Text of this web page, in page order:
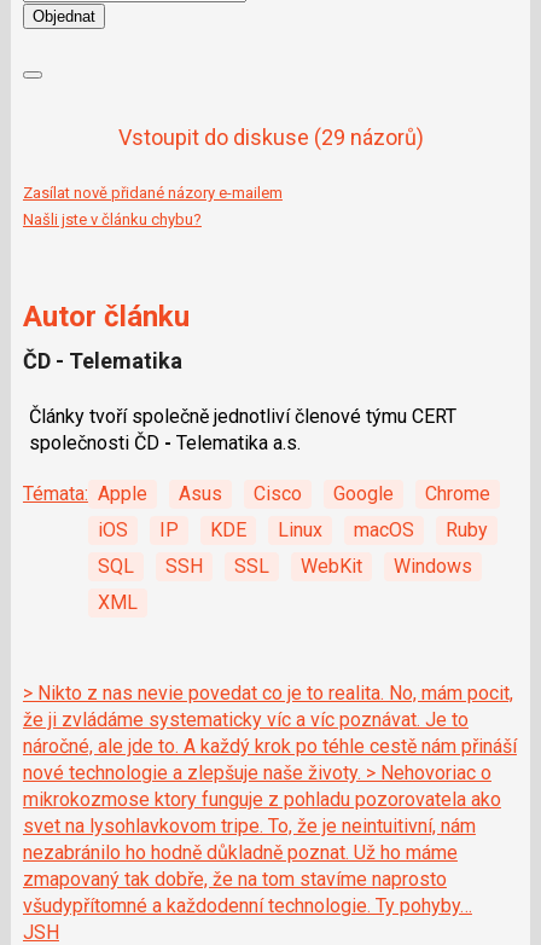
mail
Objednat
Vstoupit do diskuse (29 názorů)
Zasílat nově přidané názory e-mailem
Našli jste v článku chybu?
Autor článku
ČD - Telematika
Články tvoří společně jednotliví členové týmu CERT
společnosti ČD - Telematika a.s.
Témata: Apple Asus Cisco Google
Chrome
iOS
IP KDE Linux macOS
Ruby
SQL
SSH SSL WebKit
Windows
XML
> Nikto z nas nevie povedat co je to realita. No, mám pocit,
že ji zvládáme systematicky víc a víc poznávat. Je to
náročné, ale jde to. A každý krok po téhle cestě nám přináší
nové technologie a zlepšuje naše životy. > Nehovoriac o
mikrokozmose ktory funguje z pohladu pozorovatela ako
svet na lysohlavkovom tripe. To, že je neintuitivní, nám
nezabránilo ho hodně důkladně poznat. Už ho máme
zmapovaný tak dobře, že na tom stavíme naprosto
všudypřítomné a každodenní technologie. Ty pohyby…
JSH